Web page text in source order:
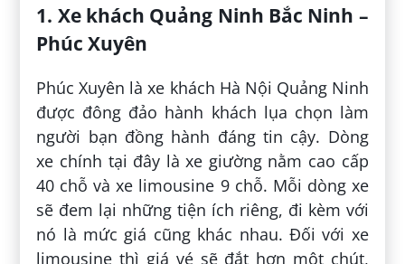
1. Xe khách Quảng Ninh Bắc Ninh –
Phúc Xuyên
Phúc Xuyên là xe khách Hà Nội Quảng Ninh
được đông đảo hành khách lụa chọn làm
người bạn đồng hành đáng tin cậy. Dòng
xe chính tại đây là xe giường nằm cao cấp
40 chỗ và xe limousine 9 chỗ. Mỗi dòng xe
sẽ đem lại những tiện ích riêng, đi kèm với
nó là mức giá cũng khác nhau. Đối với xe
limousine thì giá vé sẽ đắt hơn một chút,